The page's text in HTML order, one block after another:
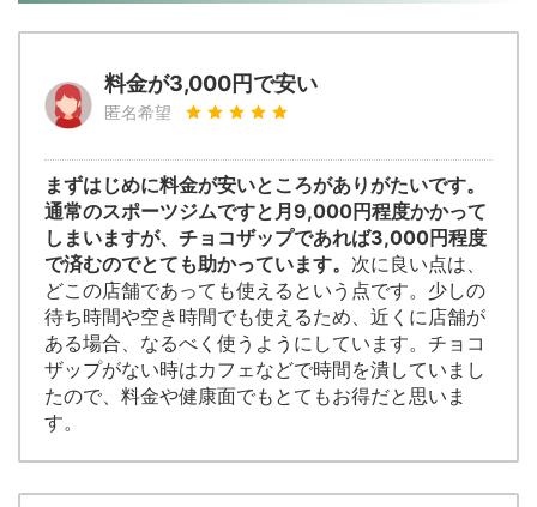
料金が3,000円で安い
匿名希望
まずはじめに料金が安いところがありがたいです。
通常のスポーツジムですと月9,000円程度かかって
しまいますが、チョコザップであれば3,000円程度
で済むのでとても助かっています。 次に良い点は、
どこの店舗であっても使えるという点です。少しの
待ち時間や空き時間でも使えるため、近くに店舗が
ある場合、なるべく使うようにしています。チョコ
ザップがない時はカフェなどで時間を潰していまし
たので、料金や健康面でもとてもお得だと思いま
す。